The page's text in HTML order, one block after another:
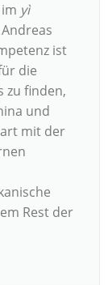
yì
ist
die
zu finden,
und
mit der
Rest der